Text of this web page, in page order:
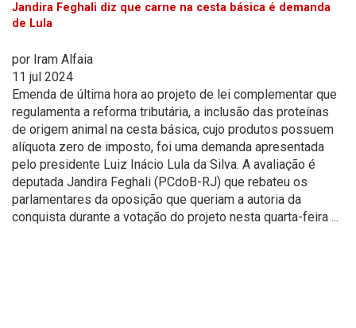
Jandira Feghali diz que carne na cesta básica é demanda
de Lula
por Iram Alfaia
11 jul 2024
Emenda de última hora ao projeto de lei complementar que
regulamenta a reforma tributária, a inclusão das proteínas
de origem animal na cesta básica, cujo produtos possuem
alíquota zero de imposto, foi uma demanda apresentada
pelo presidente Luiz Inácio Lula da Silva. A avaliação é
deputada Jandira Feghali (PCdoB-RJ) que rebateu os
parlamentares da oposição que queriam a autoria da
conquista durante a votação do projeto nesta quarta-feira ...